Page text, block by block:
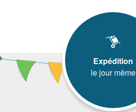
Expédition
le jour même